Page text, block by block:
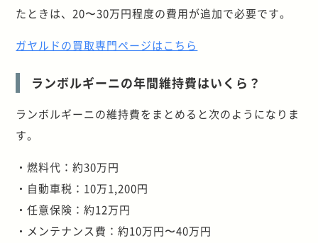
たときは、20〜30万円程度の費用が追加で必要です。
ガヤルドの買取専門ページはこちら
ランボルギーニの年間維持費はいくら？
ランボルギーニの維持費をまとめると次のようになりま
す。
・燃料代：約30万円
・自動車税：10万1,200円
・任意保険：約12万円
・メンテナンス費：約10万円〜40万円